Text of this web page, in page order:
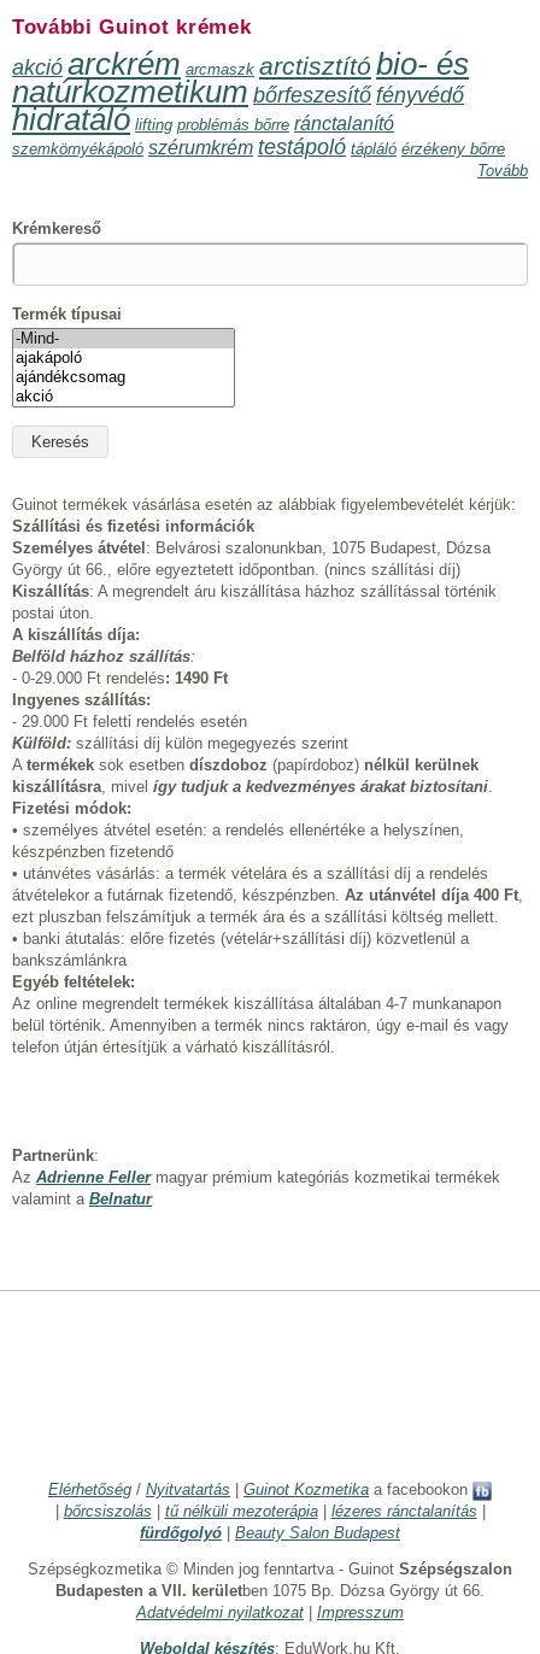
További Guinot krémek
akció arckrém arcmaszk arctisztító bio- és
natúrkozmetikum bőrfeszesítő fényvédő
hidratáló lifting problémás bőrre ránctalanító
szemkörnyékápoló szérumkrém testápoló tápláló érzékeny bőrre
Tovább
Krémkereső
Termék típusai
Guinot termékek vásárlása esetén az alábbiak figyelembevételét kérjük:
Szállítási és fizetési információk
Személyes átvétel : Belvárosi szalonunkban, 1075 Budapest, Dózsa
György út 66., előre egyeztetett időpontban. (nincs szállítási díj)
Kiszállítás: A megrendelt áru kiszállítása házhoz szállítással történik
postai úton.
A kiszállítás díja:
Belföld házhoz szállítás:
- 0-29.000 Ft rendelés: 1490 Ft
Ingyenes szállítás:
- 29.000 Ft feletti rendelés esetén
Külföld: szállítási díj külön megegyezés szerint
A termékek sok esetben díszdoboz (papírdoboz) nélkül kerülnek
kiszállításra, mivel így tudjuk a kedvezményes árakat biztosítani.
Fizetési módok:
• személyes átvétel esetén: a rendelés ellenértéke a helyszínen,
készpénzben fizetendő
• utánvétes vásárlás: a termék vételára és a szállítási díj a rendelés
átvételekor a futárnak fizetendő, készpénzben. Az utánvétel díja 400 Ft,
ezt pluszban felszámítjuk a termék ára és a szállítási költség mellett.
• banki átutalás: előre fizetés (vételár+szállítási díj) közvetlenül a
bankszámlánkra
Egyéb feltételek:
Az online megrendelt termékek kiszállítása általában 4-7 munkanapon
belül történik. Amennyiben a termék nincs raktáron, úgy e-mail és vagy
telefon útján értesítjük a várható kiszállításról.
Partnerünk:
Az Adrienne Fellermagyar prémium kategóriás kozmetikai termékek
valamint a Belnatur
Elérhetőség / Nyitvatartás Guinot Kozmetika a facebookon
bőrcsiszolás tű nélküli mezoterápia| lézeres ránctalanítás
fürdőgolyó
Beauty Salon Budapest
Szépségkozmetika © Minden jog fenntartva - Guinot Szépségszalon
Budapesten a VII. kerületben 1075 Bp. Dózsa György út 66.
Adatvédelmi nyilatkozat
Impresszum
Weboldal készítés: EduWork.hu Kft.